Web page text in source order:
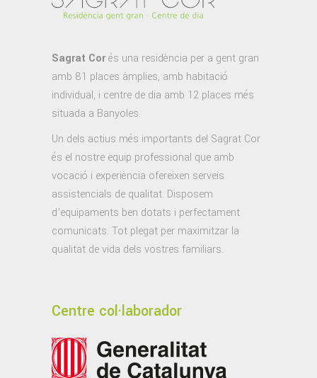
Sagrat Corés una residència per a gent gran
amb 81 places àmplies, amb habitació
individual, i centre de dia amb 12 places més
situada a Banyoles.
Un dels actius més importants del Sagrat Cor
és el nostre equip professional que amb
vocació i experiència ofereixen serveis
assistencials de qualitat. Disposem
d’equipaments ben dotats i perfectament
comunicats. Tot plegat per maximitzar la
qualitat de vida dels vostres familiars.
Centre col·laborador